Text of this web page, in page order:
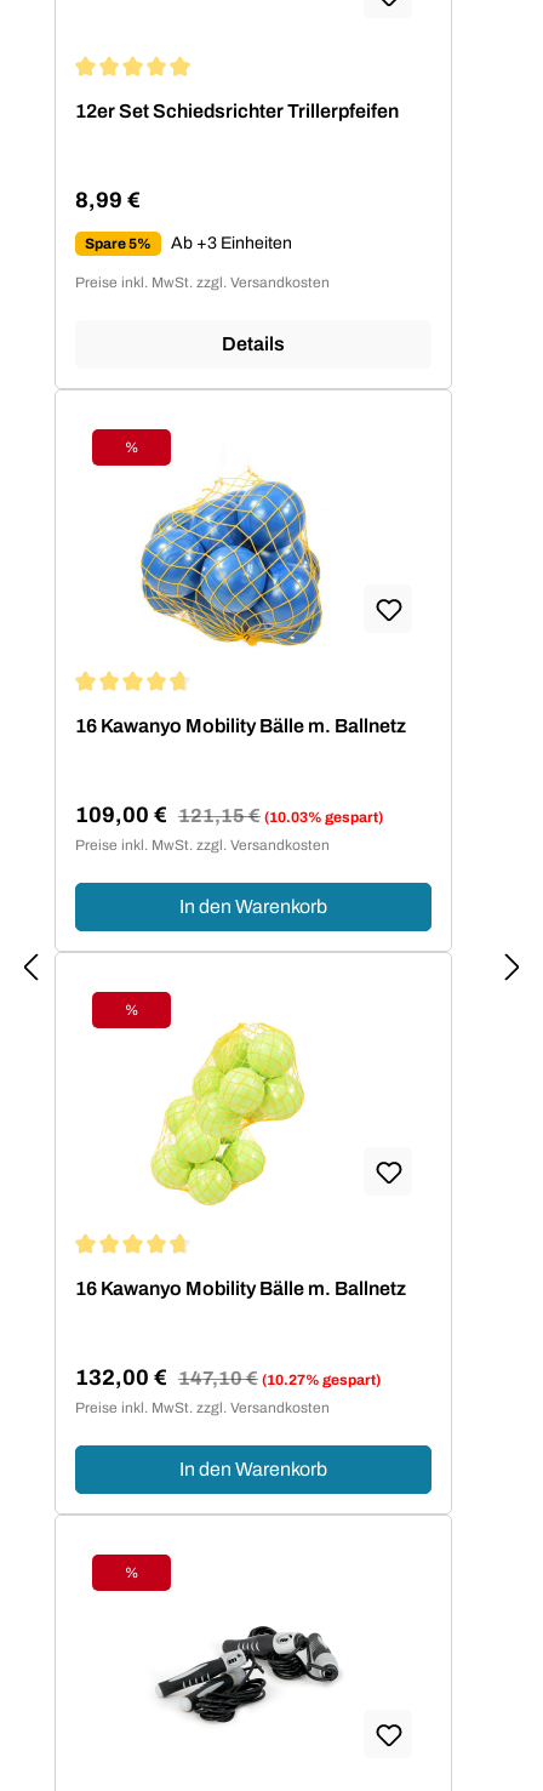
12er Set Schiedsrichter Trillerpfeifen
Regulärer Preis:
8,99 €
Spare 5% Ab +3 Einheiten
Preise inkl. MwSt. zzgl. Versandkosten
Details
Rabatt
%
16 Kawanyo Mobility Bälle m. Ballnetz
Verkaufspreis:
109,00 € Regulärer Preis:
121,15 € (10.03% gespart)
Preise inkl. MwSt. zzgl. Versandkosten
In den Warenkorb
Rabatt
%
16 Kawanyo Mobility Bälle m. Ballnetz
Verkaufspreis:
132,00 € Regulärer Preis:
147,10 € (10.27% gespart)
Preise inkl. MwSt. zzgl. Versandkosten
In den Warenkorb
Rabatt
%